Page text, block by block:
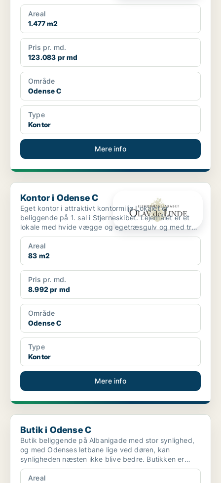
Areal
1.477 m2
Pris pr. md.
123.083 pr md
Område
Odense C
Type
Kontor
Mere info
Kontor i Odense C
Kontor i Odense C
Eget kontor i attraktivt kontormiljø Lokalet er
beliggende på 1. sal i Stjerneskibet. Lejemålet er et
lokale med hvide vægge og egetræsgulv og med tre
vin...
Areal
83 m2
Pris pr. md.
8.992 pr md
Område
Odense C
Type
Kontor
Mere info
Butik i Odense C
Butik i Odense C
Butik beliggende på Albanigade med stor synlighed,
og med Odenses letbane lige ved døren, kan
synligheden næsten ikke blive bedre. Butikken er
godt indret...
Areal